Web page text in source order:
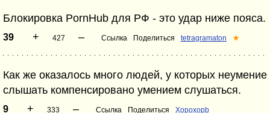
Блокировка PornHub для РФ - это удар ниже пояса.
39 + 427 – Ссылка Поделиться tetragramaton ★
Как же оказалось много людей, у которых неумение
слышать компенсировано умением слушаться.
9 + 333 – Ссылка Поделиться Xopoxopb